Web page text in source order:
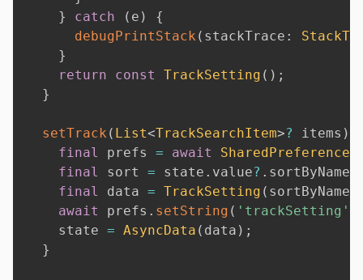
}
catch ( e )
{
debugPrintStack ( stackTrace :
}
return
const TrackSetting ( ) ;
}
setTrack ( List<TrackSearchItem>? items )
final
prefs = await SharedPreferences
final
sort = state . value? . sortByName
final
data = TrackSetting ( sortByName
await
prefs . setString ( 'trackSetting'
    state
= AsyncData ( data ) ;
}